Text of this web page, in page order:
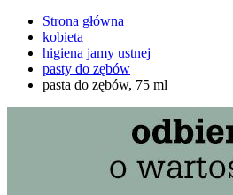
Strona główna
kobieta
higiena jamy ustnej
pasty do zębów
pasta do zębów, 75 ml